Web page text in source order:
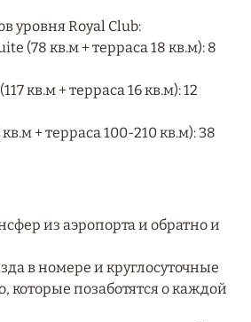
ISLAND ABU DHABI:
ВКЛЮЧЕНО – ВСЁ
LES NEIGES
уровня Royal Club:
(78 кв.м + терраса 18 кв.м): 8
кв.м + терраса 16 кв.м): 12
кв.м + терраса 100-210 кв.м): 38
из аэропорта и обратно и
в номере и круглосуточные
которые позаботятся о каждой